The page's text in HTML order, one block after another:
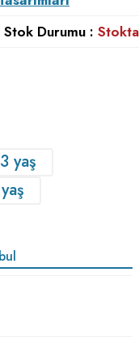
Stok Durumu : Stokta
yaş